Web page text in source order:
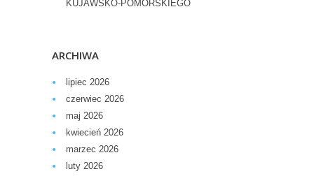
KUJAWSKO-POMORSKIEGO
ARCHIWA
lipiec 2026
czerwiec 2026
maj 2026
kwiecień 2026
marzec 2026
luty 2026